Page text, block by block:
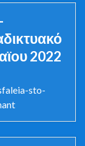
2022
sto-